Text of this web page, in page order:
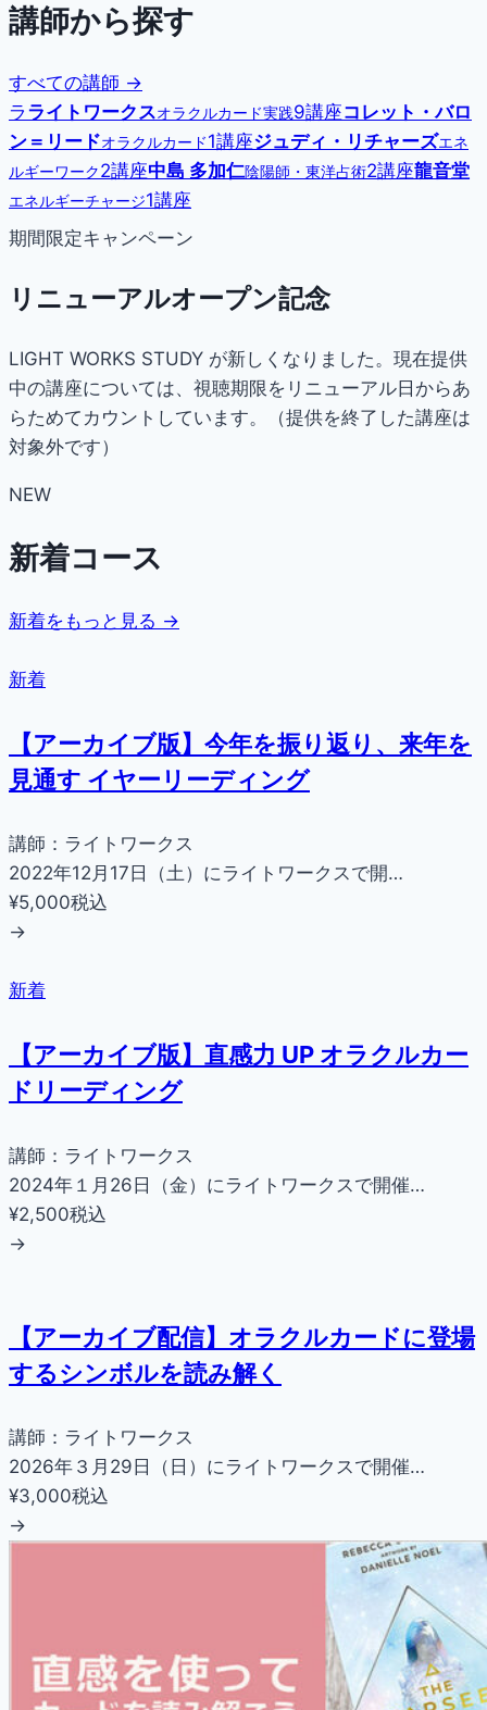
講師から探す
すべての講師 →
ラ ライトワークスオラクルカード実践9講座コレット・バロ
ン＝リードオラクルカード1講座ジュディ・リチャーズエネ
ルギーワーク2講座中島 多加仁陰陽師・東洋占術2講座龍音堂
エネルギーチャージ1講座
期間限定キャンペーン
リニューアルオープン記念
LIGHT WORKS STUDY が新しくなりました。現在提供
中の講座については、視聴期限をリニューアル日からあ
らためてカウントしています。（提供を終了した講座は
対象外です）
NEW
新着コース
新着をもっと見る →
新着
【アーカイブ版】今年を振り返り、来年を
見通す イヤーリーディング
講師：ライトワークス
2022年12月17日（土）にライトワークスで開…
¥5,000税込
→
新着
【アーカイブ版】直感力 UP オラクルカー
ドリーディング
講師：ライトワークス
2024年１月26日（金）にライトワークスで開催…
¥2,500税込
→
【アーカイブ配信】オラクルカードに登場
するシンボルを読み解く
講師：ライトワークス
2026年３月29日（日）にライトワークスで開催…
¥3,000税込
→